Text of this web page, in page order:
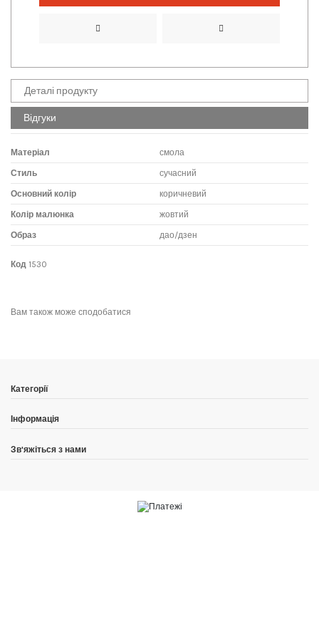
Деталі продукту
Відгуки
Матеріал смола
Стиль сучасний
Основний колір коричневий
Колір малюнка жовтий
Образ дао/дзен
Код 1530
Вам також може сподобатися
Категорії
Інформація
Зв'яжіться з нами